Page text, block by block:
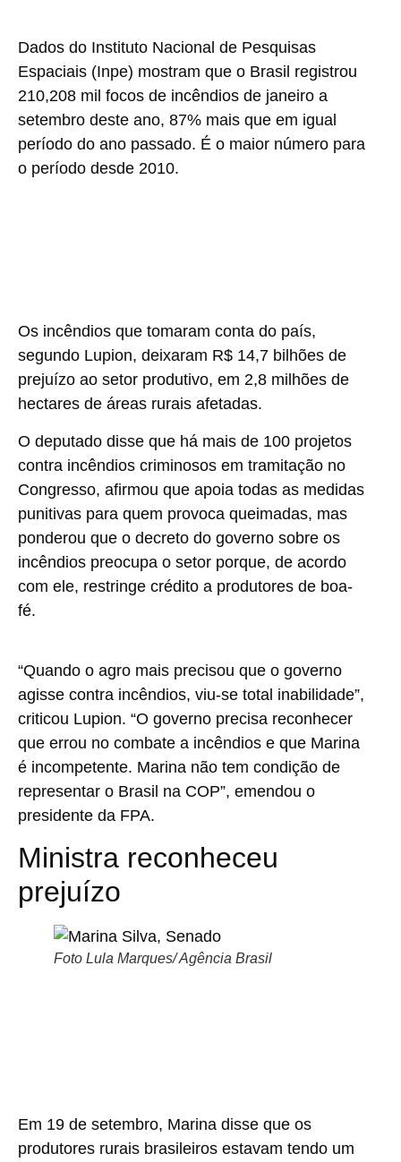
Dados do Instituto Nacional de Pesquisas
Espaciais (Inpe) mostram que o Brasil registrou
210,208 mil focos de incêndios de janeiro a
setembro deste ano, 87% mais que em igual
período do ano passado. É o maior número para
o período desde 2010.
Os incêndios que tomaram conta do país,
segundo Lupion, deixaram R$ 14,7 bilhões de
prejuízo ao setor produtivo, em 2,8 milhões de
hectares de áreas rurais afetadas.
O deputado disse que há mais de 100 projetos
contra incêndios criminosos em tramitação no
Congresso, afirmou que apoia todas as medidas
punitivas para quem provoca queimadas, mas
ponderou que o decreto do governo sobre os
incêndios preocupa o setor porque, de acordo
com ele, restringe crédito a produtores de boa-
fé.
“Quando o agro mais precisou que o governo
agisse contra incêndios, viu-se total inabilidade”,
criticou Lupion. “O governo precisa reconhecer
que errou no combate a incêndios e que Marina
é incompetente. Marina não tem condição de
representar o Brasil na COP”, emendou o
presidente da FPA.
Ministra reconheceu
prejuízo
Foto Lula Marques/ Agência Brasil
Em 19 de setembro, Marina disse que os
produtores rurais brasileiros estavam tendo um